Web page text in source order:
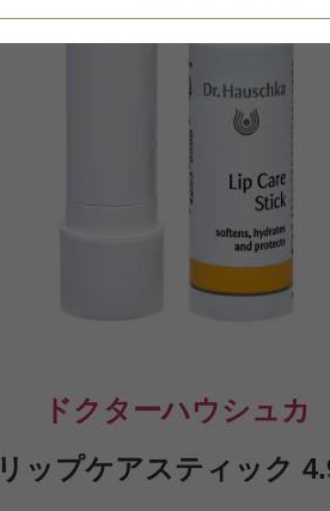
ドクターハウシュカ
リップケアスティック